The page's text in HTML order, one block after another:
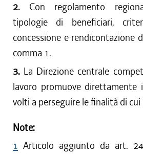
2. Con regolamento
tipologie di beneficiari,
concessione e rendicontazione
comma 1.
3. La Direzione centrale
lavoro promuove direttamente
volti a perseguire le finalità di cui
Note:
1 Articolo aggiunto da art.